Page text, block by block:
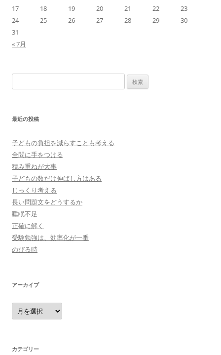
17
18 19 20 21 22
23
24
25 26 27 28 29
30
31
« 7月
索:
最近の投稿
子どもの負担を減らすことも考える
全問に手をつける
積み重ねが大事
子どもの数だけ伸ばし方はある
じっくり考える
長い問題文をどうするか
睡眠不足
正確に解く
受験勉強は、効率化が一番
のびる時
アーカイブ
ア
ー
カ
カテゴリー